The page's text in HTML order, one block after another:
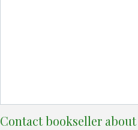
Contact bookseller